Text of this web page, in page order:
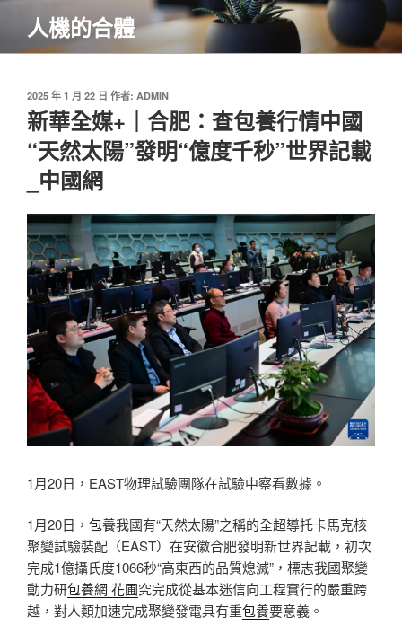
主
人機的合體
發
佈
於
2025 年 1 月 22 日 作者: ADMIN
新華全媒+｜合肥：查包養行情中國
“天然太陽”發明“億度千秒”世界記載
_中國網
1月20日，EAST物理試驗團隊在試驗中察看數據。
1月20日， 包養我國有“天然太陽”之稱的全超導托卡馬克核
聚變試驗裝配（EAST）在安徽合肥發明新世界記載，初次
完成1億攝氏度1066秒“高東西的品質熄滅”，標志我國聚變
動力研包養網 花圃究完成從基本迷信向工程實行的嚴重跨
越，對人類加速完成聚變發電具有重包養要意義。